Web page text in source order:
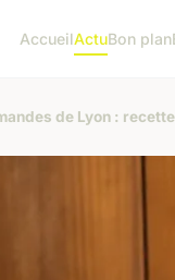
AccueilActuBon plan
de Lyon :